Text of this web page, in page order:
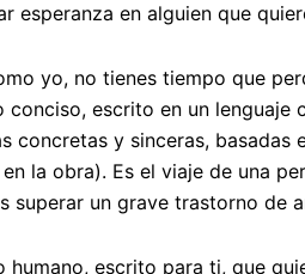
esperanza en alguien que
yo, no tienes tiempo que
conciso, escrito en un lenguaje
concretas y sinceras, basadas
la obra). Es el viaje de una
superar un grave trastorno de
humano, escrito para ti, que